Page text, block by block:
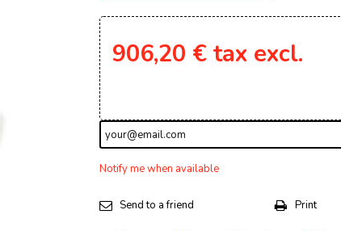
906,20 € tax excl.
Notify me when available
Send to a friend Print